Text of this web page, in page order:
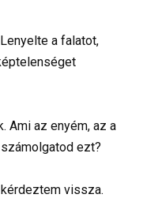
a falatot,
Ami az enyém, az a
ezt?
vissza.